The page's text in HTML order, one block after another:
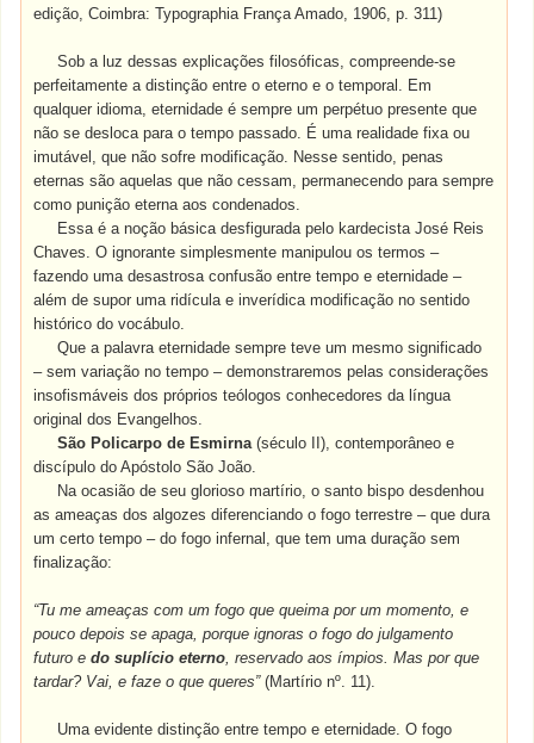
edição, Coimbra: Typographia França Amado, 1906, p. 311)
Sob a luz dessas explicações filosóficas, compreende-se
perfeitamente a distinção entre o eterno e o temporal. Em
qualquer idioma, eternidade é sempre um perpétuo presente que
não se desloca para o tempo passado. É uma realidade fixa ou
imutável, que não sofre modificação. Nesse sentido, penas
eternas são aquelas que não cessam, permanecendo para sempre
como punição eterna aos condenados.
Essa é a noção básica desfigurada pelo kardecista José Reis
Chaves. O ignorante simplesmente manipulou os termos –
fazendo uma desastrosa confusão entre tempo e eternidade –
além de supor uma ridícula e inverídica modificação no sentido
histórico do vocábulo.
Que a palavra eternidade sempre teve um mesmo significado
– sem variação no tempo – demonstraremos pelas considerações
insofismáveis dos próprios teólogos conhecedores da língua
original dos Evangelhos.
São Policarpo de Esmirna(século II), contemporâneo e
discípulo do Apóstolo São João.
Na ocasião de seu glorioso martírio, o santo bispo desdenhou
as ameaças dos algozes diferenciando o fogo terrestre – que dura
um certo tempo – do fogo infernal, que tem uma duração sem
finalização:
“Tu me ameaças com um fogo que queima por um momento, e
pouco depois se apaga, porque ignoras o fogo do julgamento
futuro edo suplício eterno, reservado aos ímpios. Mas por que
tardar? Vai, e faze o que queres”(Martírio nº. 11).
Uma evidente distinção entre tempo e eternidade. O fogo